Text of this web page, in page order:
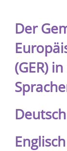
Der
(GER)
Deutsch
Englisch